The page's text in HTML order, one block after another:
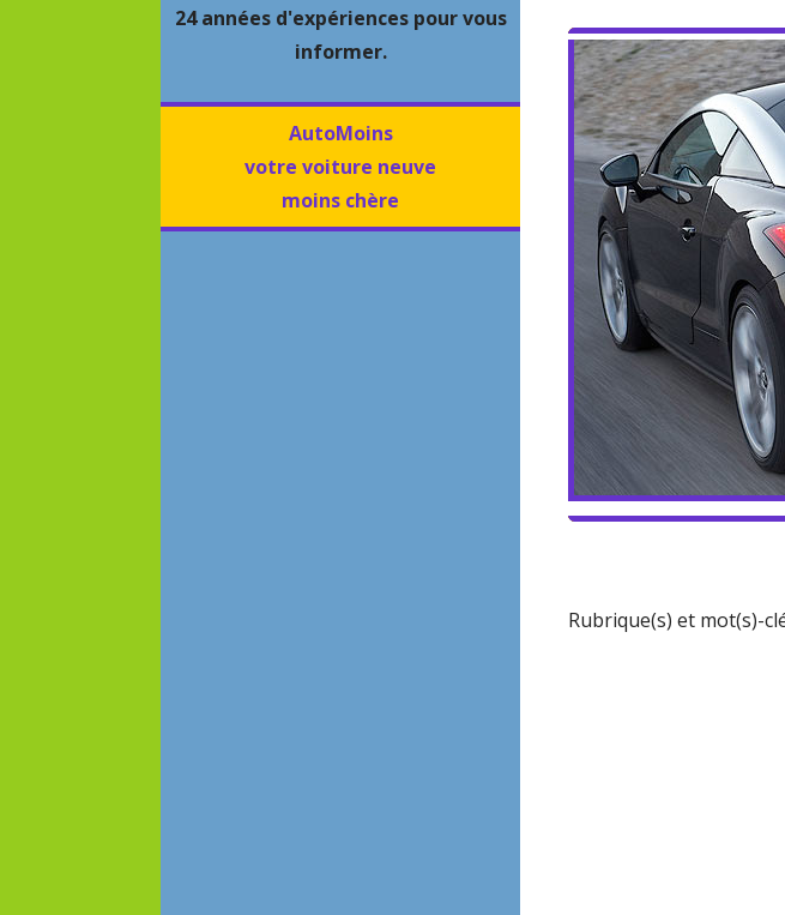
24 années d'expériences pour vous
informer.
AutoMoins
votre voiture neuve
moins chère
Rubrique(s) et mot(s)-